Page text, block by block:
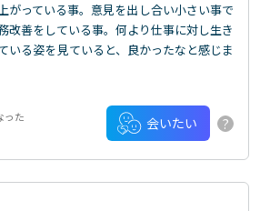
がっている事。意見を出し合い小さい事で
改善をしている事。何より仕事に対し生き
いる姿を見ていると、良かったなと感じま
った
会いたい ?